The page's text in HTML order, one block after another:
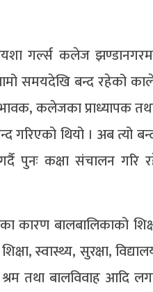
गर्ल्स कलेज
समयदेखि बन्द रहेको
कलेजका प्राध्यापक
गरिएको थियो । अब त्यो
पुनः कक्षा संचालन गरि
कारण बालबालिकाको
स्वास्थ्य, सुरक्षा,
तथा बालविवाह आदि